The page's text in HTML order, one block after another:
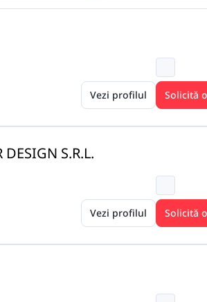
Vezi profilul Solicită
S.R.L.
Vezi profilul Solicită